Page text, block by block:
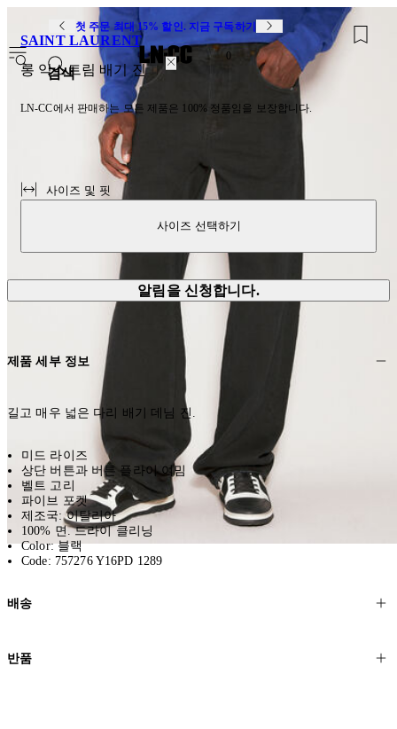
첫 주문 최대 15% 할인. 지금 구독하기
검색
0
SAINT LAURENT
롱 익스트림 배기 진
LN-CC에서 판매하는 모든 제품은 100% 정품임을 보장합니다.
사이즈 및 핏
사이즈 선택하기
알림을 신청합니다.
제품 세부 정보
길고 매우 넓은 다리 배기 데님 진.
미드 라이즈
상단 버튼과 버튼 플라이 여밈
벨트 고리
파이브 포켓
제조국: 이탈리아
100% 면. 드라이 클리닝
Color: 블랙
Code: 757276 Y16PD 1289
배송
고객님의 위치에 따라 일반 배송과 익스프레스 배송을 제공합니다.
반품